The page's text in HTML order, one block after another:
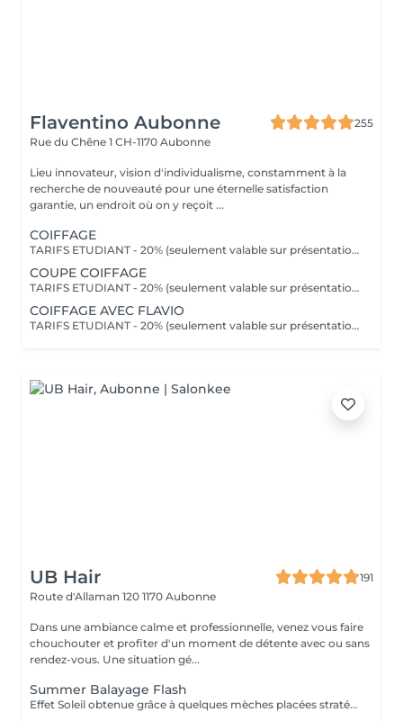
Flaventino Aubonne
255
Rue du Chêne 1 CH-1170 Aubonne
Lieu innovateur, vision d'individualisme, constamment à la
recherche de nouveauté pour une éternelle satisfaction
garantie, un endroit où on y reçoit ...
COIFFAGE
TARIFS ETUDIANT - 20% (seulement valable sur présentation d'une carte étudiant)
COUPE COIFFAGE
TARIFS ETUDIANT - 20% (seulement valable sur présentation d'une carte étudiant)
COIFFAGE AVEC FLAVIO
TARIFS ETUDIANT - 20% (seulement valable sur présentation d'une carte étudiant)
UB Hair
191
Route d'Allaman 120 1170 Aubonne
Dans une ambiance calme et professionnelle, venez vous faire
chouchouter et profiter d'un moment de détente avec ou sans
rendez-vous. Une situation gé...
Summer Balayage Flash
Effet Soleil obtenue grâce à quelques mèches placées stratégiquement, idéal pour illuminer le visage et les longueurs. Mini-shampooing Keune offert